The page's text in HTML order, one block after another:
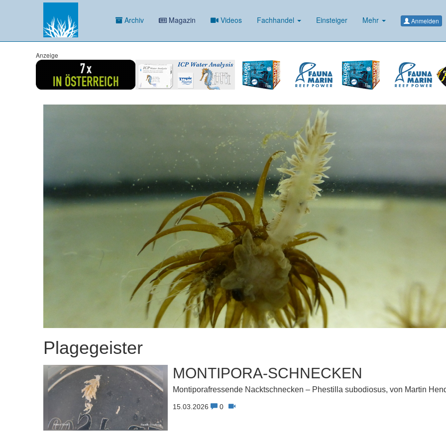
Archiv Magazin Videos Fachhandel Einsteiger Mehr Anmelden
Anzeige
Plagegeister
MONTIPORA-SCHNECKEN
Montiporafressende Nacktschnecken – Phestilla subodiosus, von Martin
15.03.2026 0